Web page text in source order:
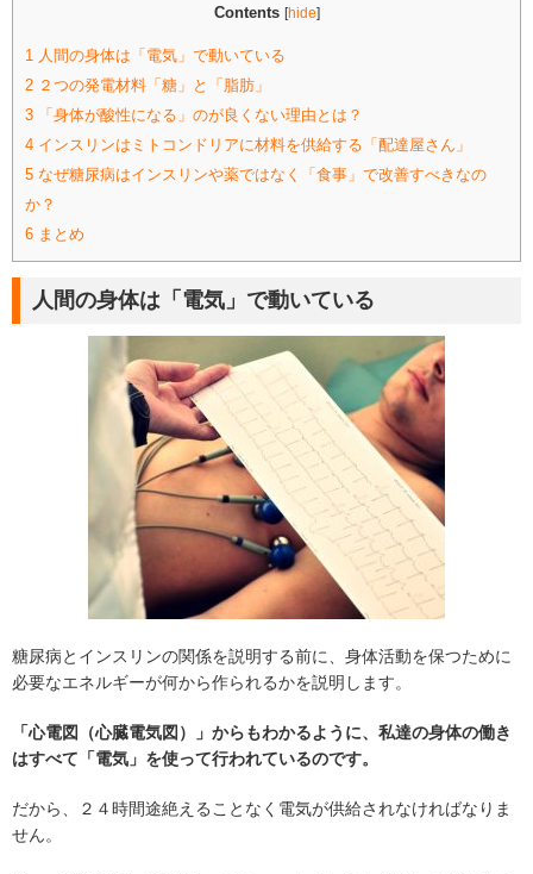
Contents [hide]
1 人間の身体は「電気」で動いている
2 ２つの発電材料「糖」と「脂肪」
3 「身体が酸性になる」のが良くない理由とは？
4 インスリンはミトコンドリアに材料を供給する「配達屋さん」
5 なぜ糖尿病はインスリンや薬ではなく「食事」で改善すべきなの
か？
6 まとめ
人間の身体は「電気」で動いている
糖尿病とインスリンの関係を説明する前に、身体活動を保つために
必要なエネルギーが何から作られるかを説明します。
「心電図（心臓電気図）」からもわかるように、私達の身体の働き
はすべて「電気」を使って行われているのです。
だから、２４時間途絶えることなく電気が供給されなければなりま
せん。